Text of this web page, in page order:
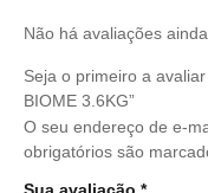
Não há avaliações
Seja o primeiro a avaliar
BIOME 3.6KG”
O seu endereço de e-
obrigatórios são